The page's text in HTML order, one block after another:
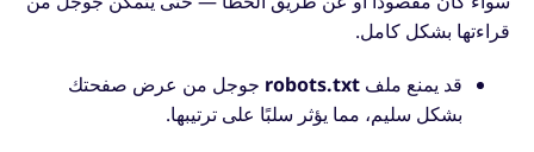
قراءتها بشكل كامل.
قد يمنع ملف robots.txt جوجل من عرض صفحتك
بشكل سليم، مما يؤثر سلبًا على ترتيبها.